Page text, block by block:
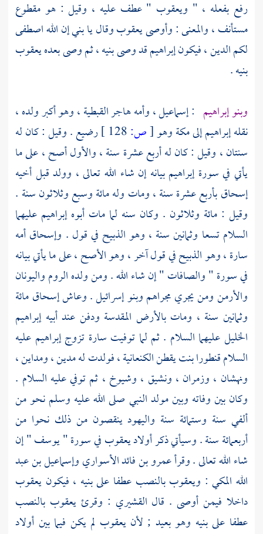
رفع بفعله ، " ويعقوب " عطف عليه ، وقيل : هو مقطوع
مستأنف ، والمعنى : وأوصىيعقوبوقال يا بني إن الله اصطفى
لكم الدين ، فيكونإبراهيمقد وصى بنيه ، ثم وصى بعدهيعقوب
بنيه .
وبنوإبراهيم :إسماعيل، وأمههاجرالقبطية ، وهو أكبر ولده ،
نقلهإبراهيمإلىمكةوهو[ص:
رضيع . وقيل : كان له
سنتان ، وقيل : كان له أربع عشرة سنة ، والأول أصح ، على ما
يأتي في سورةإبراهيمبيانه إن شاء الله تعالى ، وولد قبل أخيه
إسحاقبأربع عشرة سنة ، ومات وله مائة وسبع وثلاثون سنة .
وقيل : مائة وثلاثون . وكان سنه لما مات أبوهإبراهيم عليهما
السلام تسعا وثمانين سنة ، وهو الذبيح في قول . وإسحاقأمه
سارة، وهو الذبيح في قول آخر ، وهو الأصح ، على ما يأتي بيانه
في سورة " والصافات " إن شاء الله . ومن ولدهالرومواليونان
والأرمنومن يجري مجراهموبنو إسرائيل. وعاشإسحاقمائة
وثمانين سنة ، وماتبالأرض المقدسة ودفن عند أبيهإبراهيم
الخليلعليهما السلام . ثم لما توفيت سارة تزوجإبراهيم عليه
السلامقنطورا بنت يقطن الكنعانية، فولدت لهمدين،ومداين،
ونهشان ، وزمران ، ونشيق ، وشيوخ ، ثم توفي عليه السلام .
وكان بين وفاته وبين مولد النبي صلى الله عليه وسلم نحو من
ألفي سنة وستمائة سنة واليهودينقصون من ذلك نحوا من
أربعمائة سنة . وسيأتي ذكر أولاديعقوبفي سورة " يوسف " إن
شاء الله تعالى . وقرأعمرو بن فائدالأسواريوإسماعيل بن عبد
الله المكي : ويعقوببالنصب عطفا على بنيه ، فيكون يعقوب
داخلا فيمن أوصى . قال القشيري : وقرئ يعقوب بالنصب
عطفا على بنيه وهو بعيد ; لأنيعقوب لم يكن فيما بين أولاد